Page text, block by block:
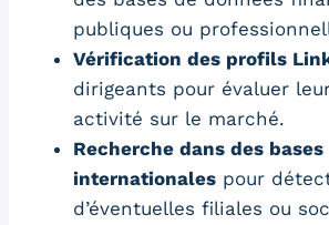
publiques ou
Vérification des profils
dirigeants pour évaluer
activité sur le marché.
Recherche dans des bases
internationales pour
d’éventuelles filiales ou